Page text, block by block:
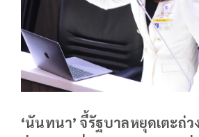
‘นันทนา’ จี้รัฐบาลหยุดเตะถ่